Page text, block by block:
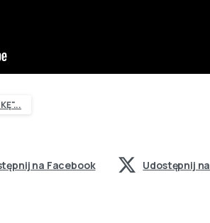
na Facebook Udostępnij